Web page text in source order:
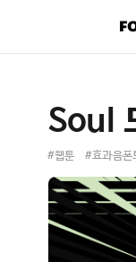
Soul
#웹툰 #효과음폰